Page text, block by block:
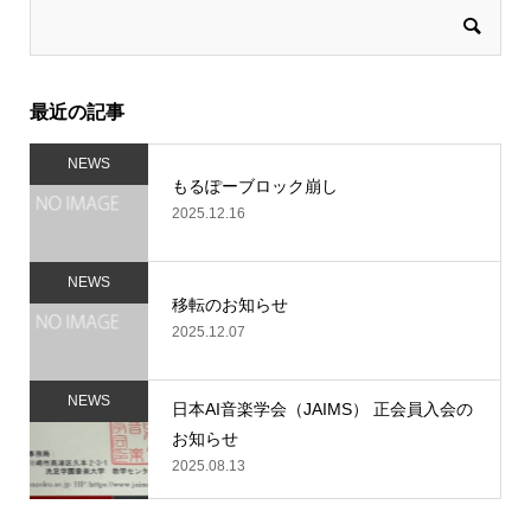
最近の記事
もるぽーブロック崩し
2025.12.16
NEWS
移転のお知らせ
2025.12.07
NEWS
日本AI音楽学会（JAIMS） 正会員入会の
お知らせ
2025.08.13
NEWS